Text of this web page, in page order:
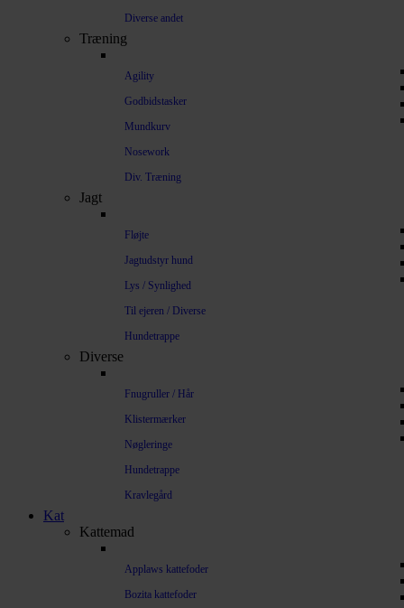
Diverse andet
Træning
Agility
Godbidstasker
Mundkurv
Nosework
Div. Træning
Jagt
Fløjte
Jagtudstyr hund
Lys / Synlighed
Til ejeren / Diverse
Hundetrappe
Diverse
Fnugruller / Hår
Klistermærker
Nøgleringe
Hundetrappe
Kravlegård
Kat
Kattemad
Applaws kattefoder
Bozita kattefoder